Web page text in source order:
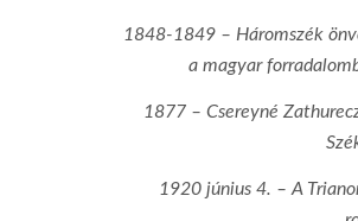
1848-1849 – Háromszék
a magyar
1877 – Csereyné
1920 június 4. – A